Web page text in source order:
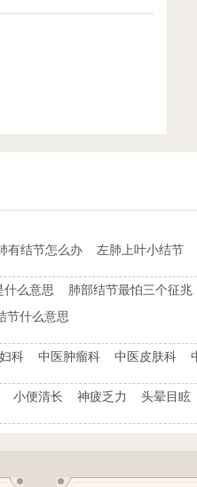
有结节怎么办 左肺上叶小结节
什么意思 肺部结节最怕三个征兆
节什么意思
科 中医肿瘤科 中医皮肤科
小便清长 神疲乏力 头晕目眩